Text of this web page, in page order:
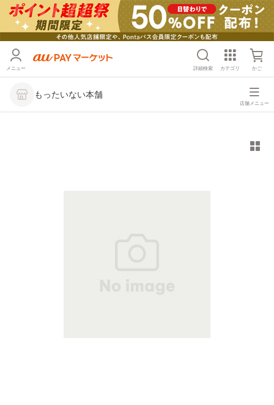
メニュー 詳細検索 カテゴリ かご
もったいない本舗
店舗メニュー